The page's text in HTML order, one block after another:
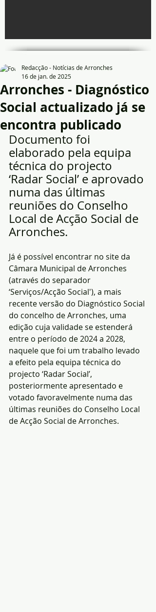
Arronches - Diagnóstico
Social actualizado já se
encontra publicado
Redacção - Notícias de Arronches
16 de jan. de 2025
Documento foi
elaborado pela equipa
técnica do projecto
‘Radar Social’ e aprovado
numa das últimas
reuniões do Conselho
Local de Acção Social de
Arronches.
Já é possível encontrar no site da
Câmara Municipal de Arronches
(através do separador
‘Serviços/Acção Social'), a mais
recente versão do Diagnóstico Social
do concelho de Arronches, uma
edição cuja validade se estenderá
entre o período de 2024 a 2028,
naquele que foi um trabalho levado
a efeito pela equipa técnica do
projecto ‘Radar Social’,
posteriormente apresentado e
votado favoravelmente numa das
últimas reuniões do Conselho Local
de Acção Social de Arronches.